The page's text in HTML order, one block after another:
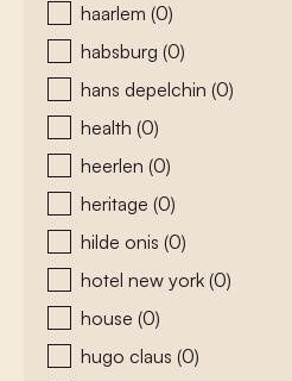
haarlem (0)
habsburg (0)
hans depelchin (0)
health (0)
heerlen (0)
heritage (0)
hilde onis (0)
hotel new york (0)
house (0)
hugo claus (0)